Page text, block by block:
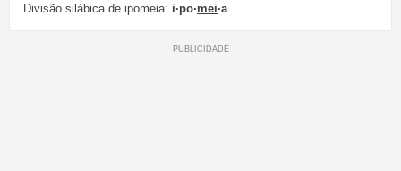
Divisão silábica de ipomeia: i·po·mei·a